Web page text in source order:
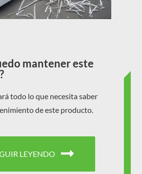
mantener este
todo lo que necesita saber
de este producto.
LEYENDO